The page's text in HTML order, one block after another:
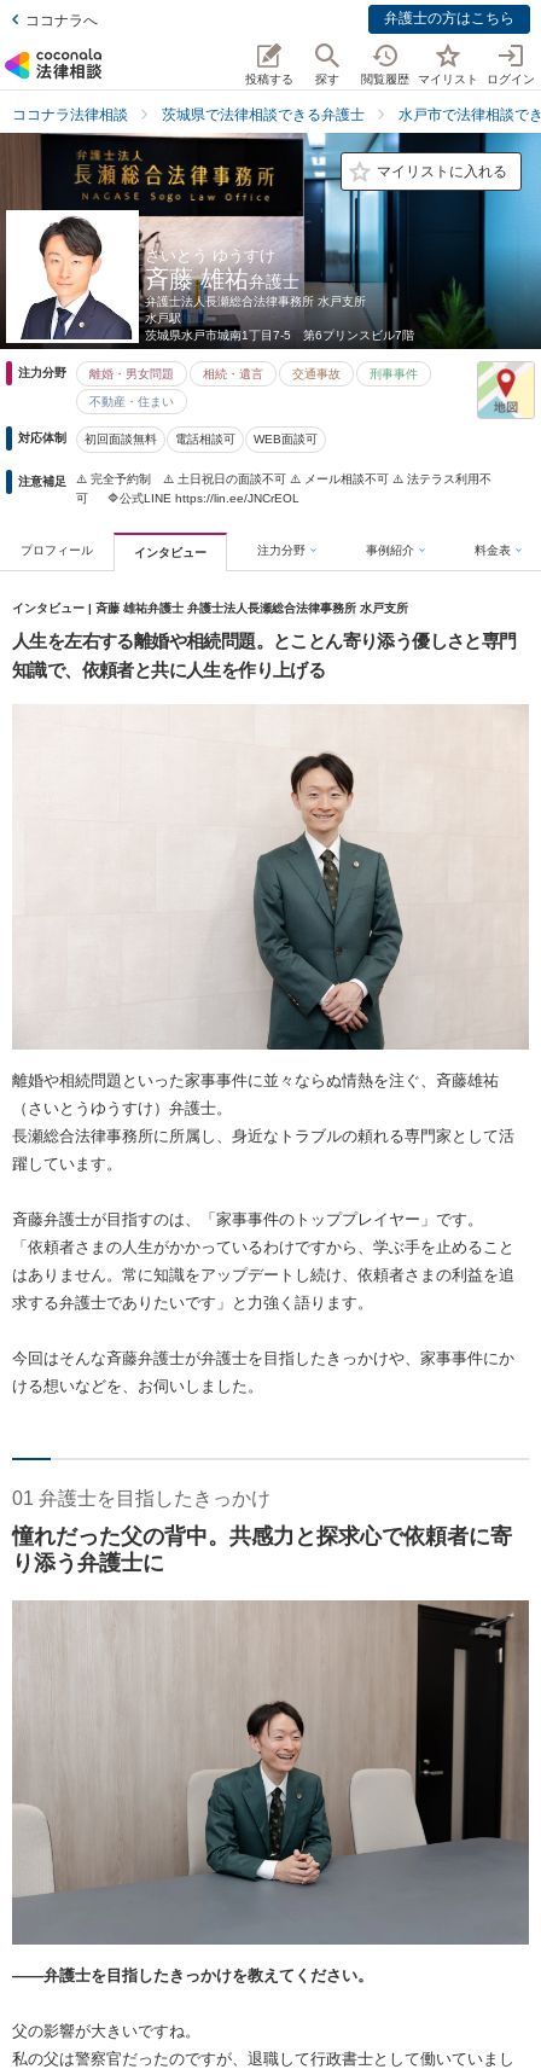
ココナラへ 弁護士の方はこちら
投稿する 探す 閲覧履歴 マイリスト ログイン
ココナラ法律相談 茨城県で法律相談できる弁護士 水戸市で法律相談で
マイリストに入れる
さいとう ゆうすけ
斉藤 雄祐弁護士
弁護士法人長瀬総合法律事務所 水戸支所
水戸駅
茨城県水戸市城南1丁目7-5 第6プリンスビル7階
注力分野 離婚・男女問題 相続・遺言 交通事故 刑事事件
不動産・住まい
対応体制 初回面談無料 電話相談可 WEB面談可
注意補足
⚠️ 完全予約制 ⚠️ 土日祝日の面談不可 ⚠️ メール相談不可 ⚠️ 法テラス利用不
可 🔷公式LINE https://lin.ee/JNCrEOL
プロフィール インタビュー 注力分野 事例紹介 料金表
インタビュー | 斉藤 雄祐弁護士 弁護士法人長瀬総合法律事務所 水戸支所
人生を左右する離婚や相続問題。とことん寄り添う優しさと専門
知識で、依頼者と共に人生を作り上げる
離婚や相続問題といった家事事件に並々ならぬ情熱を注ぐ、斉藤雄祐
（さいとうゆうすけ）弁護士。
長瀬総合法律事務所に所属し、身近なトラブルの頼れる専門家として活
躍しています。
斉藤弁護士が目指すのは、「家事事件のトッププレイヤー」です。
「依頼者さまの人生がかかっているわけですから、学ぶ手を止めること
はありません。常に知識をアップデートし続け、依頼者さまの利益を追
求する弁護士でありたいです」と力強く語ります。
今回はそんな斉藤弁護士が弁護士を目指したきっかけや、家事事件にか
ける想いなどを、お伺いしました。
01 弁護士を目指したきっかけ
憧れだった父の背中。共感力と探求心で依頼者に寄
り添う弁護士に
――弁護士を目指したきっかけを教えてください。
父の影響が大きいですね。
私の父は警察官だったのですが、退職して行政書士として働いていまし